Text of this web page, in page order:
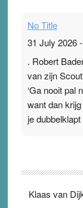
No Title
31 July 2026-
. Robert
van zijn
‘Ga nooit pal
want dan
je
topsporters.
Klaas van